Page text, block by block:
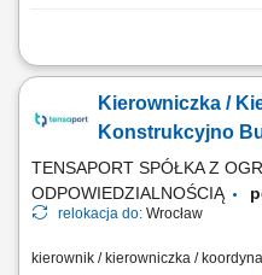
Stanowisko: Kierownik Budowy /
oraz koordynacja robót
zespołami własnymi i
Kierowniczka /
Konstrukcyjno
TENSAPORT SPÓŁKA Z
ODPOWIEDZIALNOŚCIĄ
relokacja do: Wrocław
kierownik / kierowniczka /